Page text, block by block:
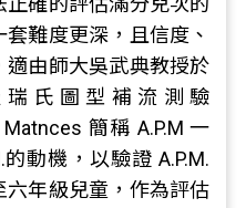
難度更深，且信度、
由師大吳武典教授於
氏圖型補流測驗
簡稱 A.P.M 一
動機，以驗證 A.P.M.
年級兒童，作為評估